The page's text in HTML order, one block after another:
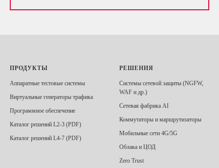
ПРОДУКТЫ
Аппаратные тестовые системы
Виртуальные генераторы трафика
Программное обеспечение
Каталог решений L2-3 (PDF)
Каталог решений L4-7 (PDF)
РЕШЕНИЯ
Системы сетевой защиты (NGFW,
WAF и др.)
Сетевая фабрика AI
Коммутаторы и маршрутизаторы
Мобильные сети 4G/5G
Облака и ЦОД
Zero Trust